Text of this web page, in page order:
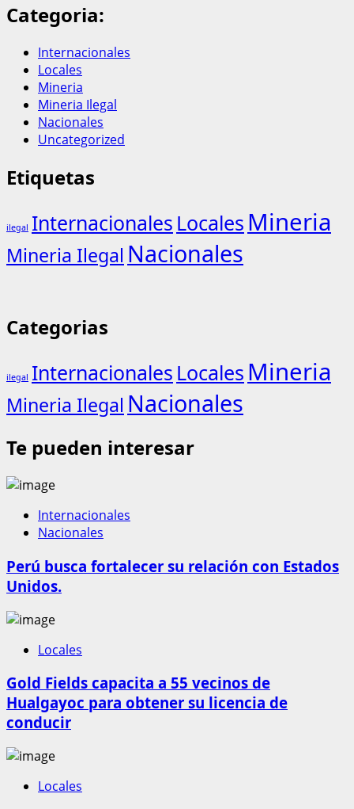
Categoria:
Internacionales
Locales
Mineria
Mineria Ilegal
Nacionales
Uncategorized
Etiquetas
ilegal Internacionales Locales Mineria
Mineria Ilegal Nacionales
Categorias
ilegal Internacionales Locales Mineria
Mineria Ilegal Nacionales
Te pueden interesar
Internacionales
Nacionales
Perú busca fortalecer su relación con Estados
Unidos.
Locales
Gold Fields capacita a 55 vecinos de
Hualgayoc para obtener su licencia de
conducir
Locales